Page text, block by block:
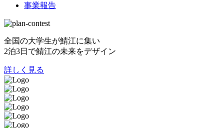
事業報告
全国の大学生が鯖江に集い
2泊3日で鯖江の未来をデザイン
詳しく見る